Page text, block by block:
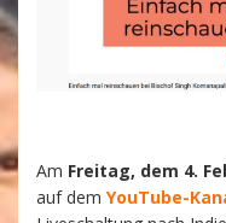
Am Freitag, dem 4.
auf dem YouTube-